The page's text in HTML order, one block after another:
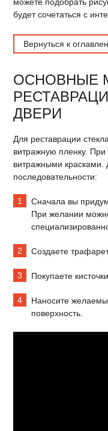
будет сочетаться с
Вернуться к
ОСНОВНЫЕ
ДВЕРИ
Для реставрации
витражную пленку.
витражными красками.
последовательности:
Сначала вы
При желании
Создаете
Покупаете
Наносите
поверхность.